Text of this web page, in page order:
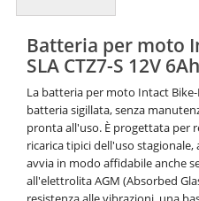
Batteria per moto
SLA CTZ7-S 12V
La batteria per moto Intact Bike-
batteria sigillata, senza
pronta all'uso. È progettata per
ricarica tipici dell'uso
avvia in modo affidabile anche
all'elettrolita AGM (Absorbed